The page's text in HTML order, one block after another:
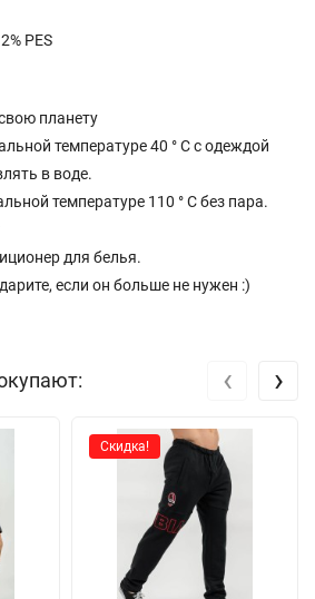
PES
планету
температуре 40 ° C с одеждой
в воде.
температуре 110 ° C без пара.
для белья.
если он больше не нужен :)
Скидка!
‹ ›